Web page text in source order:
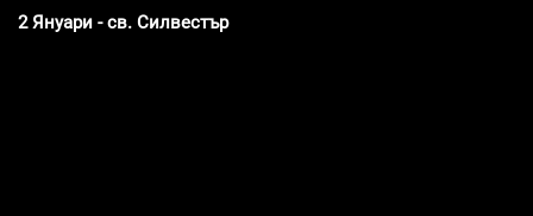
2 Януари - св. Силвестър